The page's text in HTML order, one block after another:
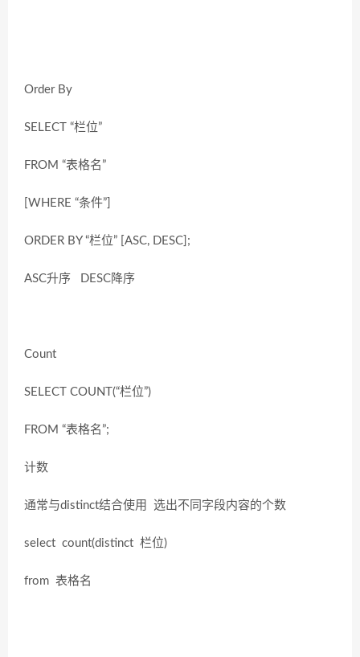
Order By
SELECT “栏位”
FROM “表格名”
[WHERE “条件”]
ORDER BY “栏位” [ASC, DESC];
ASC升序 DESC降序
Count
SELECT COUNT(“栏位”)
FROM “表格名”;
计数
通常与distinct结合使用 选出不同字段内容的个数
select count(distinct 栏位)
from 表格名